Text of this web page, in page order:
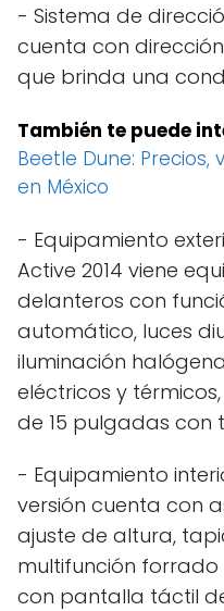
- Sistema de
cuenta con
que brinda una
También te puede
Beetle Dune:
en México
- Equipamiento
Active 2014 viene
delanteros con
automático, luces
iluminación
eléctricos y
de 15 pulgadas con
- Equipamiento
versión cuenta con
ajuste de altura,
multifunción forrado
con pantalla táctil